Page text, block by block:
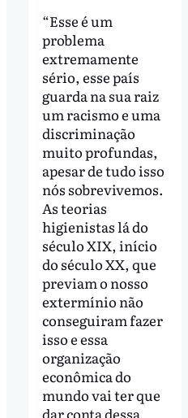
“Esse é um
problema
extremamente
sério, esse país
guarda na sua raiz
um racismo e uma
discriminação
muito profundas,
apesar de tudo isso
nós sobrevivemos.
As teorias
higienistas lá do
século XIX, início
do século XX, que
previam o nosso
extermínio não
conseguiram fazer
isso e essa
organização
econômica do
mundo vai ter que
dar conta dessa